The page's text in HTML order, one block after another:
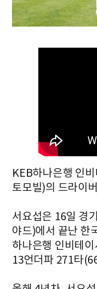
KEB하나은행 인
토모빌)의 드라이
서요섭은 16일 경
야드)에서 끝난 한
하나은행 인비테
13언더파 271타